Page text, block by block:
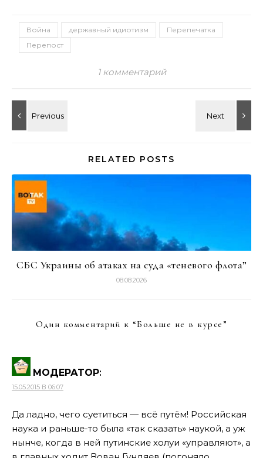
Война державный идиотизм
Перепечатка
Перепост
1 комментарий
RELATED POSTS
СБС Украины об атаках на суда «теневого флота”
08.08.2026
Один комментарий к “Больше не в курсе ”
МОДЕРАТОР:
15.05.2015 В 06:07
Да ладно, чего суетиться — всё путём! Российская
наука и раньше-то была «так сказать» наукой, а уж
нынче, когда в ней путинские холуи «управляют», а